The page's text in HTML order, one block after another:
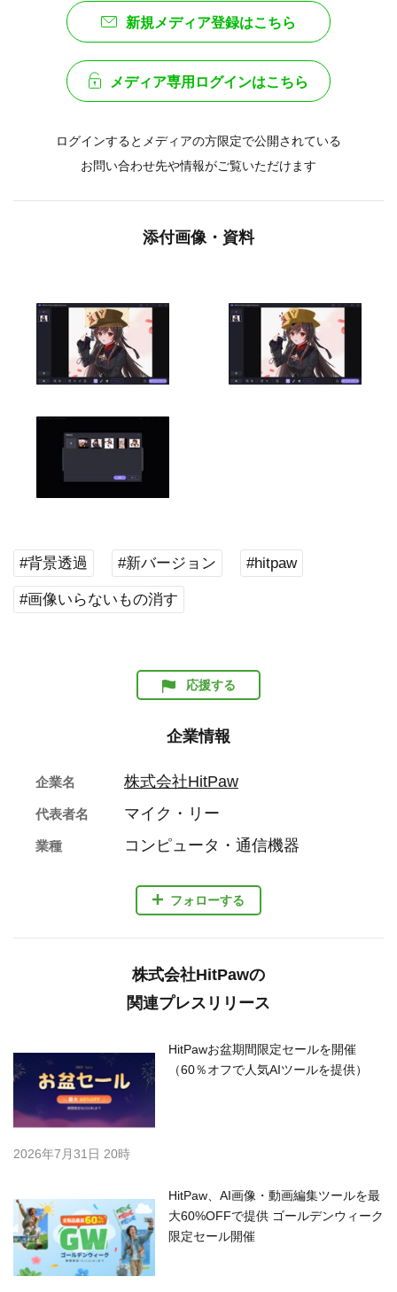
新規メディア登録はこちら
メディア専用ログインはこちら
ログインするとメディアの方限定で公開されている
お問い合わせ先や情報がご覧いただけます
添付画像・資料
#背景透過 #新バージョン #hitpaw
#画像いらないもの消す
応援する
企業情報
フォローする
企業名 株式会社HitPaw
代表者名 マイク・リー
業種 コンピュータ・通信機器
株式会社HitPawの
関連プレスリリース
HitPawお盆期間限定セールを開催
（60％オフで人気AIツールを提供）
2026年7月31日 20時
HitPaw、AI画像・動画編集ツールを最
大60%OFFで提供 ゴールデンウィーク
限定セール開催